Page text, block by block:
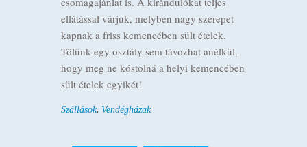
ellátással várjuk, melyben nagy szerepet
kapnak a friss kemencében sült ételek.
Tőlünk egy osztály sem távozhat anélkül,
hogy meg ne kóstolná a helyi kemencében
sült ételek egyikét!
Szállások, Vendégházak